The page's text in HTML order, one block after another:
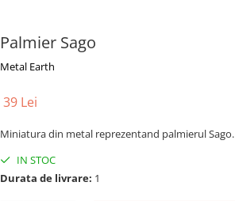
Palmier Sago
Metal Earth
39 Lei
Miniatura din metal reprezentand palmierul Sago.
IN STOC
Durata de livrare: 1